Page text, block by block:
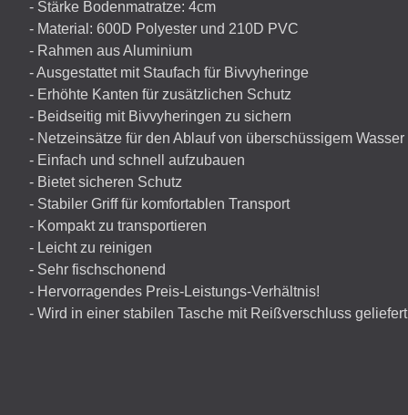
- Stärke Bodenmatratze: 4cm
- Material: 600D Polyester und 210D PVC
- Rahmen aus Aluminium
- Ausgestattet mit Staufach für Bivvyheringe
- Erhöhte Kanten für zusätzlichen Schutz
- Beidseitig mit Bivvyheringen zu sichern
- Netzeinsätze für den Ablauf von überschüssigem Wasser
- Einfach und schnell aufzubauen
- Bietet sicheren Schutz
- Stabiler Griff für komfortablen Transport
- Kompakt zu transportieren
- Leicht zu reinigen
- Sehr fischschonend
- Hervorragendes Preis-Leistungs-Verhältnis!
- Wird in einer stabilen Tasche mit Reißverschluss geliefert